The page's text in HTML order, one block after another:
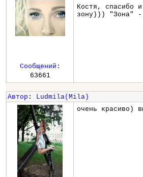
Костя, спасибо
зону))) "Зона" -
Сообщений :
63661
Автор : Ludmila(Mila)
очень красиво)